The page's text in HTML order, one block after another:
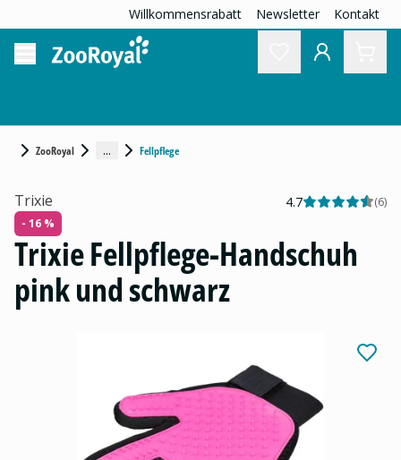
Willkommensrabatt Newsletter Kontakt
ZooRoyal ... Fellpflege
Trixie 4.7 (6)
- 16 %
Trixie Fellpflege-Handschuh
pink und schwarz